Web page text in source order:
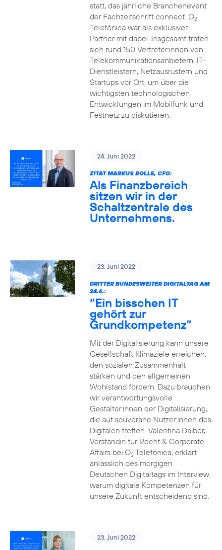
statt, das jährliche Branchenevent
der Fachzeitschrift connect. O2
Telefónica war als exklusiver
Partner mit dabei. Insgesamt trafen
sich rund 150 Vertreter:innen von
Telekommunikationsanbietern, IT-
Dienstleistern, Netzausrüstern und
Startups vor Ort, um über die
wichtigsten technologischen
Entwicklungen im Mobilfunk und
Festnetz zu diskutieren.
24. Juni 2022
ZITAT MARKUS ROLLE, CFO:
Als Finanzbereich
sitzen wir in der
Schaltzentrale des
Unternehmens.
23. Juni 2022
DRITTER BUNDESWEITER DIGITALTAG AM
24.6.:
“Ein bisschen IT
gehört zur
Grundkompetenz”
Mit der Digitalisierung kann unsere
Gesellschaft Klimaziele erreichen,
den sozialen Zusammenhalt
stärken und den allgemeinen
Wohlstand fördern. Dazu brauchen
wir verantwortungsvolle
Gestalter:innen der Digitalisierung,
die auf souveräne Nutzer:innen des
Digitalen treffen. Valentina Daiber,
Vorständin für Recht & Corporate
Affairs bei O2Telefónica, erklärt
anlässlich des morgigen
Deutschen Digitaltags im Interview,
warum digitale Kompetenzen für
unsere Zukunft entscheidend sind.
23. Juni 2022